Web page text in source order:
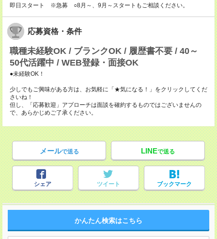
即日スタート ※急募 ○8月～、9月～スタートもご相談ください。
応募資格・条件
職種未経験OK / ブランクOK / 履歴書不要 / 40～
50代活躍中 / WEB登録・面接OK
●未経験OK！
少しでもご興味がある方は、お気軽に「★気になる！」をクリックしてくだ
さいね！
但し、「応募歓迎」アプローチは面談を確約するものではございませんの
で、あらかじめご了承ください。
メールで送る LINEで送る
シェア ツイート ブックマーク
かんたん検索はこちら